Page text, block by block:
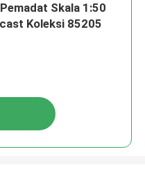
Skala 1:50
Koleksi 85205